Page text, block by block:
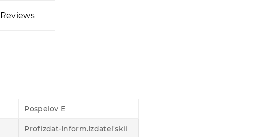
Reviews
Pospelov E
Profizdat-Inform.izdatel'skii